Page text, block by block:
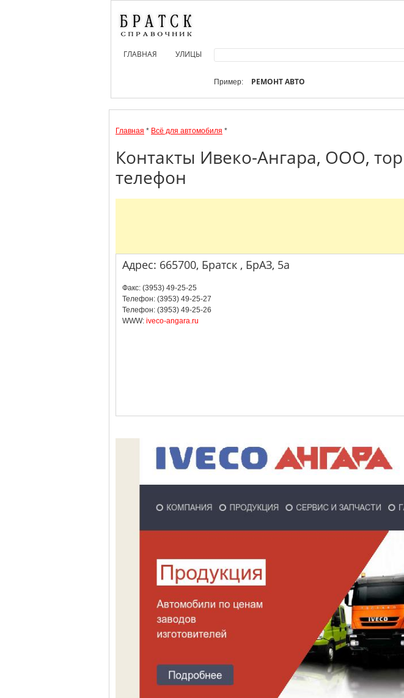
ГЛАВНАЯ УЛИЦЫ
Пример: РЕМОНТ АВТО
Главная * Всё для автомобиля *
Контакты Ивеко-Ангара, ООО,
телефон
Адрес: 665700, Братск , БрАЗ, 5а
Факс: (3953) 49-25-25
Телефон: (3953) 49-25-27
Телефон: (3953) 49-25-26
WWW: iveco-angara.ru